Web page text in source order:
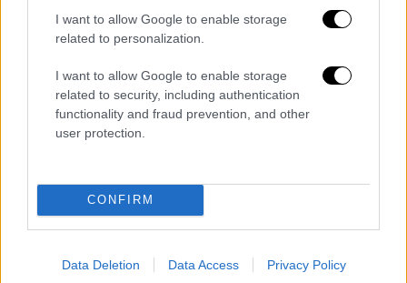
I want to allow Google to enable storage
related to personalization.
I want to allow Google to enable storage
related to security, including authentication
functionality and fraud prevention, and other
user protection.
CONFIRM
Data Deletion Data Access Privacy Policy
- εάν απαιτηθεί - να υπάρξει συντονισμένη
χρήση τους. Παράλληλα, εξετάζονται
εναλλακτικά σενάρια διαχείρισης της
κρίσης, ανάλογα με την εξέλιξή της με τον κ.
Τζιτζικώστα να μην αποκλείει το
ενδεχόμενο λήψης πρόσθετων μέτρων.
στην κατανάλωση καυσίμων ή προσαρμογών
στις μετακινήσεις, σημείωσε ότι «τα
σενάρια βρίσκονται στο τραπέζι και
ενεργοποιούνται ανάλογα με τις εξελίξεις».